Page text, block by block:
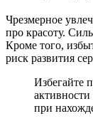
Чрезмерное
про красоту.
Кроме того,
риск развития
Избегайте
при